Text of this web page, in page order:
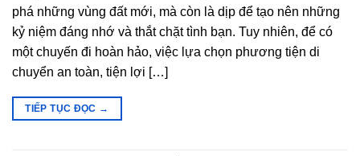
phá những vùng đất mới, mà còn là dịp để tạo nên những
kỷ niệm đáng nhớ và thắt chặt tình bạn. Tuy nhiên, để có
một chuyến đi hoàn hảo, việc lựa chọn phương tiện di
chuyển an toàn, tiện lợi […]
TIẾP TỤC ĐỌC →